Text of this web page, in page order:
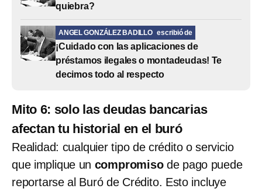
quiebra?
ANGEL GONZÁLEZ BADILLO escribió de
¡Cuidado con las aplicaciones de
préstamos ilegales o montadeudas! Te
decimos todo al respecto
Mito 6: solo las deudas bancarias
afectan tu historial en el buró
Realidad: cualquier tipo de crédito o servicio
que implique un compromisode pago puede
reportarse al Buró de Crédito. Esto incluye